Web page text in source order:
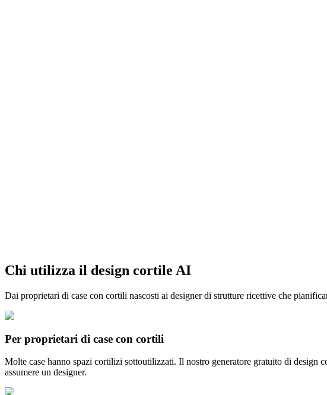
Inizia gratis
Chi utilizza il design cortile AI
Dai proprietari di case con cortili nascosti ai designer di strutture ricettive che
Per proprietari di case con cortili
Molte case hanno spazi cortilizi sottoutilizzati. Il nostro generatore gratuito di
assumere un designer.